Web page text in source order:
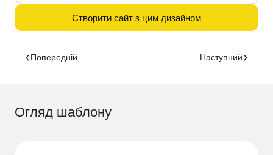
Створити сайт з цим дизайном
Попередній Наступний
Огляд шаблону